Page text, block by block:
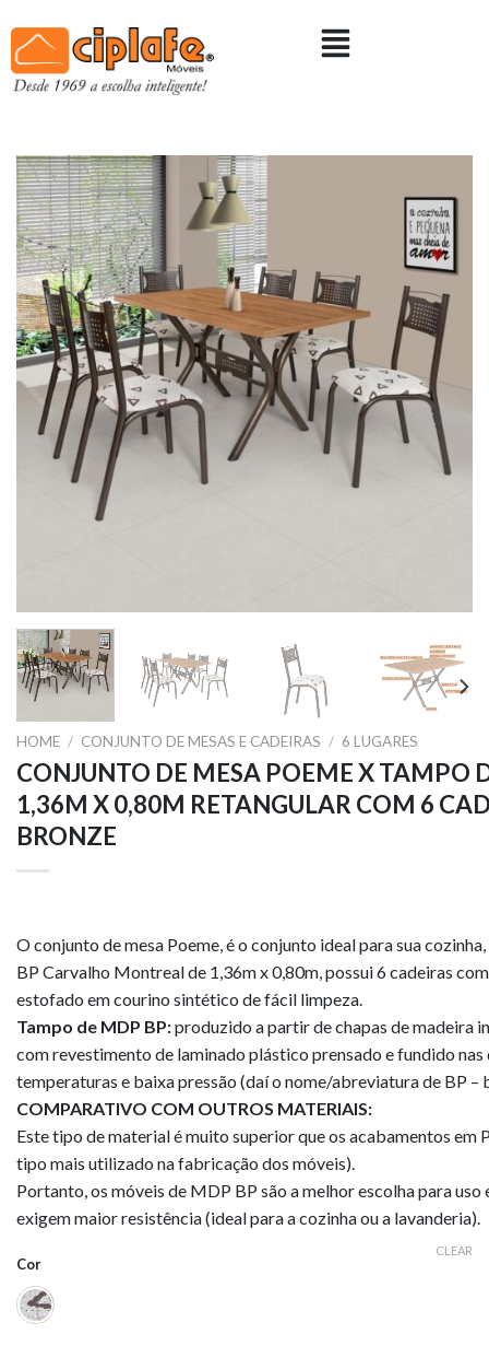
HOME / CONJUNTO DE MESAS E CADEIRAS / 6 LUGARES
CONJUNTO DE MESA POEME X TAMPO
1,36M X 0,80M RETANGULAR COM 6
BRONZE
O conjunto de mesa Poeme, é o conjunto ideal para sua
BP Carvalho Montreal de 1,36m x 0,80m, possui 6 cadeiras
estofado em courino sintético de fácil limpeza.
Tampo de MDP BP:produzido a partir de chapas de madeira
com revestimento de laminado plástico prensado e fundido nas
temperaturas e baixa pressão (daí o nome/abreviatura de BP –
COMPARATIVO COM OUTROS MATERIAIS:
Este tipo de material é muito superior que os acabamentos em
tipo mais utilizado na fabricação dos móveis).
Portanto, os móveis de MDP BP são a melhor escolha para uso
exigem maior resistência (ideal para a cozinha ou a lavanderia).
Cor
CLEAR